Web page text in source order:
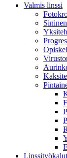
Valmis linssi
Linssityökalut